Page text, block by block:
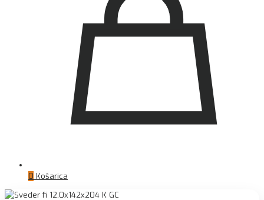
0 Košarica